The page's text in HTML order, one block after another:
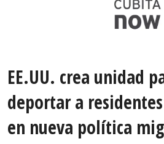
EE.UU. crea unidad
deportar a
en nueva política